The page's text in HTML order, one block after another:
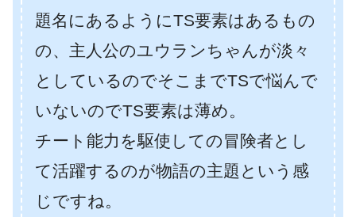
題名にあるようにTS要素はあるもの
の、主人公のユウランちゃんが淡々
としているのでそこまでTSで悩んで
いないのでTS要素は薄め。
チート能力を駆使しての冒険者とし
て活躍するのが物語の主題という感
じですね。